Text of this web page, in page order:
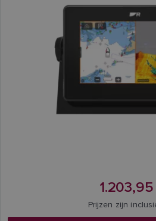
Prijzen zijn